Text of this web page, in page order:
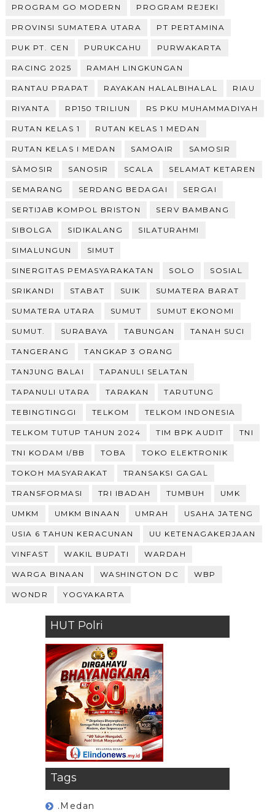
PROGRAM GO MODERN PROGRAM REJEKI
PROVINSI SUMATERA UTARA PT PERTAMINA
PUK PT. CEN PURUKCAHU PURWAKARTA
RACING 2025 RAMAH LINGKUNGAN
RANTAU PRAPAT RAYAKAN HALALBIHALAL RIAU
RIYANTA RP150 TRILIUN RS PKU MUHAMMADIYAH
RUTAN KELAS 1 RUTAN KELAS 1 MEDAN
RUTAN KELAS I MEDAN SAMOAIR SAMOSIR
SÀMOSIR SANOSIR SCALA SELAMAT KETAREN
SEMARANG SERDANG BEDAGAI SERGAI
SERTIJAB KOMPOL BRISTON SERV BAMBANG
SIBOLGA SIDIKALANG SILATURAHMI
SIMALUNGUN SIMUT
SINERGITAS PEMASYARAKATAN SOLO SOSIAL
SRIKANDI STABAT SUIK SUMATERA BARAT
SUMATERA UTARA SUMUT SUMUT EKONOMI
SUMUT. SURABAYA TABUNGAN TANAH SUCI
TANGERANG TANGKAP 3 ORANG
TANJUNG BALAI TAPANULI SELATAN
TAPANULI UTARA TARAKAN TARUTUNG
TEBINGTINGGI TELKOM TELKOM INDONESIA
TELKOM TUTUP TAHUN 2024 TIM BPK AUDIT TNI
TNI KODAM I/BB TOBA TOKO ELEKTRONIK
TOKOH MASYARAKAT TRANSAKSI GAGAL
TRANSFORMASI TRI IBADAH TUMBUH UMK
UMKM UMKM BINAAN UMRAH USAHA JATENG
USIA 6 TAHUN KERACUNAN UU KETENAGAKERJAAN
VINFAST WAKIL BUPATI WARDAH
WARGA BINAAN WASHINGTON DC WBP
WONDR YOGYAKARTA
HUT Polri
Tags
.Medan